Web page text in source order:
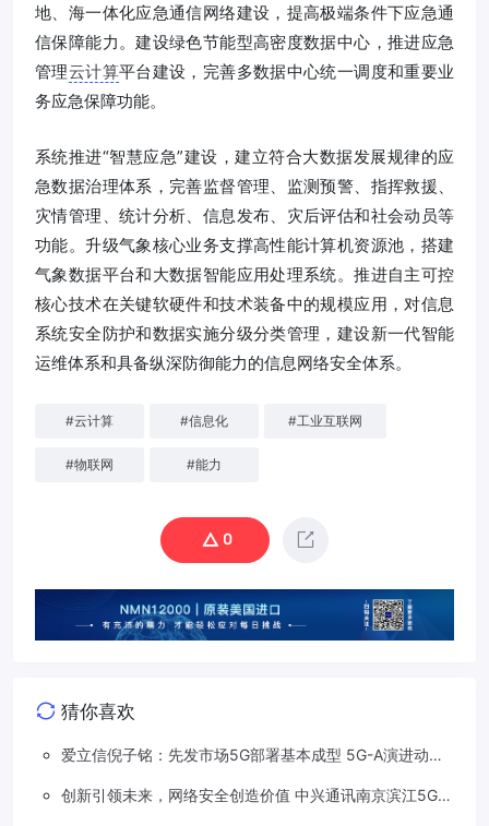
地、海一体化应急通信网络建设，提高极端条件下应急通
信保障能力。建设绿色节能型高密度数据中心，推进应急
管理云计算平台建设，完善多数据中心统一调度和重要业
务应急保障功能。
系统推进“智慧应急”建设，建立符合大数据发展规律的应
急数据治理体系，完善监督管理、监测预警、指挥救援、
灾情管理、统计分析、信息发布、灾后评估和社会动员等
功能。升级气象核心业务支撑高性能计算机资源池，搭建
气象数据平台和大数据智能应用处理系统。推进自主可控
核心技术在关键软硬件和技术装备中的规模应用，对信息
系统安全防护和数据实施分级分类管理，建设新一代智能
运维体系和具备纵深防御能力的信息网络安全体系。
#云计算 #信息化 #工业互联网
#物联网 #能力
0
猜你喜欢
爱立信倪子铭：先发市场5G部署基本成型 5G-A演进动能
创新引领未来，网络安全创造价值 中兴通讯南京滨江5G工